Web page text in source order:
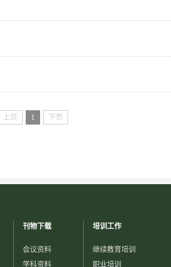
上页 1 下页
刊物下载
会议资料
学科资料
培训工作
继续教育培训
职业培训